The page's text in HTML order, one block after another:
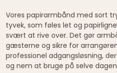
Vores papirarmbånd med sort
tyvek, som føles let og
svært at rive over. Det gør
gæsterne og sikre for
professionel adgangsløsning,
og nem at bruge på selve